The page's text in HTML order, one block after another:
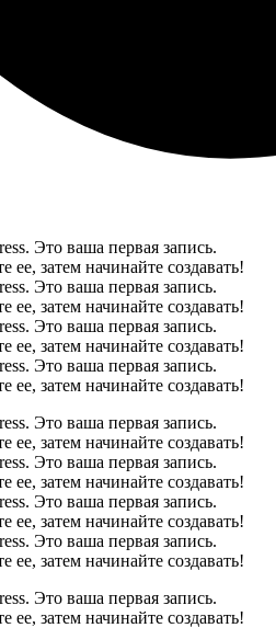
Это ваша первая запись.
ее, затем начинайте создавать!
Это ваша первая запись.
ее, затем начинайте создавать!
Это ваша первая запись.
ее, затем начинайте создавать!
Это ваша первая запись.
ее, затем начинайте создавать!
Это ваша первая запись.
ее, затем начинайте создавать!
Это ваша первая запись.
ее, затем начинайте создавать!
Это ваша первая запись.
ее, затем начинайте создавать!
Это ваша первая запись.
ее, затем начинайте создавать!
Это ваша первая запись.
ее, затем начинайте создавать!